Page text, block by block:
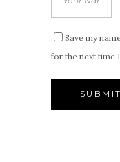
Save my
for the next time